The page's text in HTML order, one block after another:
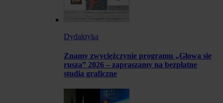
Dydaktyka
Znamy zwyciężczynie programu „Głowa się
rusza” 2026 – zapraszamy na bezpłatne
studia graficzne